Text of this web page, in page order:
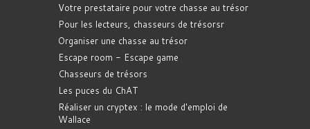
Votre prestataire pour votre chasse au trésor
Pour les lecteurs, chasseurs de trésorsr
Organiser une chasse au trésor
Escape room - Escape game
Chasseurs de trésors
Les puces du ChAT
Réaliser un cryptex : le mode d'emploi de
Wallace